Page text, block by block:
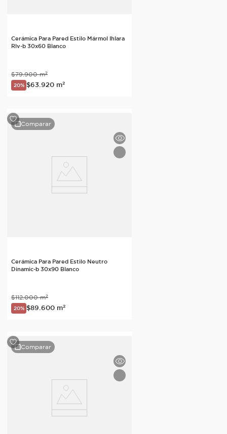
Cerámica Para Pared Estilo Mármol Ihlara
Rlv-b 30x60 Blanco
$79.900 m²
20% $63.920 m²
Comparar
Cerámica Para Pared Estilo Neutro
Dinamic-b 30x90 Blanco
$112.000 m²
20% $89.600 m²
Comparar